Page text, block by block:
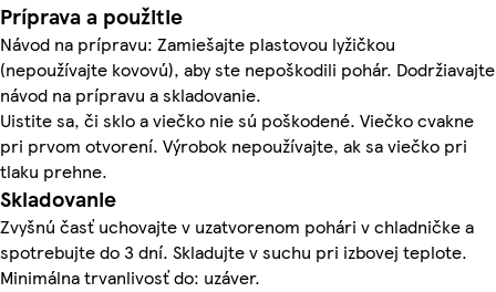
Príprava a použitie
Návod na prípravu: Zamiešajte plastovou lyžičkou
(nepoužívajte kovovú), aby ste nepoškodili pohár. Dodržiavajte
návod na prípravu a skladovanie.
Uistite sa, či sklo a viečko nie sú poškodené. Viečko cvakne
pri prvom otvorení. Výrobok nepoužívajte, ak sa viečko pri
tlaku prehne.
Skladovanie
Zvyšnú časť uchovajte v uzatvorenom pohári v chladničke a
spotrebujte do 3 dní. Skladujte v suchu pri izbovej teplote.
Minimálna trvanlivosť do: uzáver.